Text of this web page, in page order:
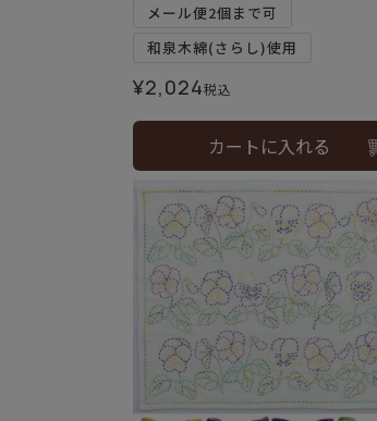
メール便2個まで可
和泉木綿(さらし)使用
¥2,024税込
カートに入れる